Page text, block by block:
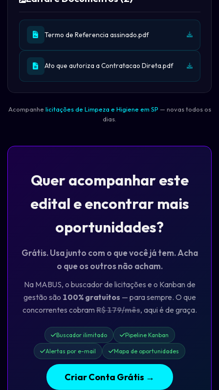
Termo de Referencia assinado.pdf
Ato que autoriza a Contratacao Direta.pdf
Acompanhe licitações de Limpeza e Higiene em SP — novas todos os
dias.
Quer acompanhar este
edital e encontrar mais
oportunidades?
Grátis. Usa junto com o que você já tem. Acha
o que os outros não acham.
Na MABUS, o buscador de licitações e o Kanban de
gestão são 100% gratuitos — para sempre. O que
concorrentes cobramR$ 179/mês, aqui é de graça.
Buscador ilimitado Pipeline Kanban
Alertas por e-mail Mapa de oportunidades
Criar Conta Grátis →